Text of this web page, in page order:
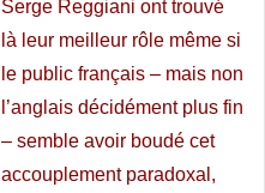
Serge Reggiani ont trouvé
là leur meilleur rôle même si
le public français – mais non
l’anglais décidément plus fin
– semble avoir boudé cet
accouplement paradoxal,